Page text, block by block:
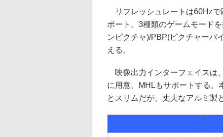
リフレッシュレートは60Hzで
ポート。3種類のゲームモード
ンピクチャ)/PBP(ピクチャーバ
える。
映像出力インターフェイスは
に用意。MHLもサポートする。
とスリムだが、丈夫なアルミ製